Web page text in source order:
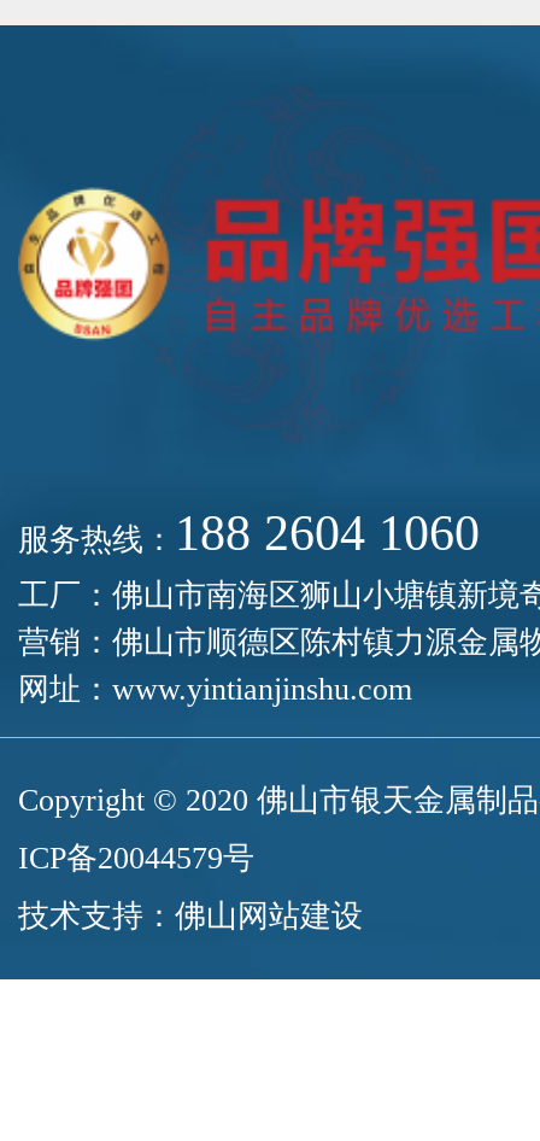
服务热线： 188 2604 1060
工厂：佛山市南海区狮山小塘镇新境
营销：佛山市顺德区陈村镇力源金属
网址： www.yintianjinshu.com
Copyright © 2020 佛山市银天金属制
ICP备20044579号
技术支持： 佛山网站建设